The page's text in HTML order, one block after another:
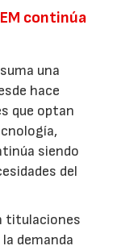
continúa
una
hace
que optan
siendo
del
titulaciones
demanda